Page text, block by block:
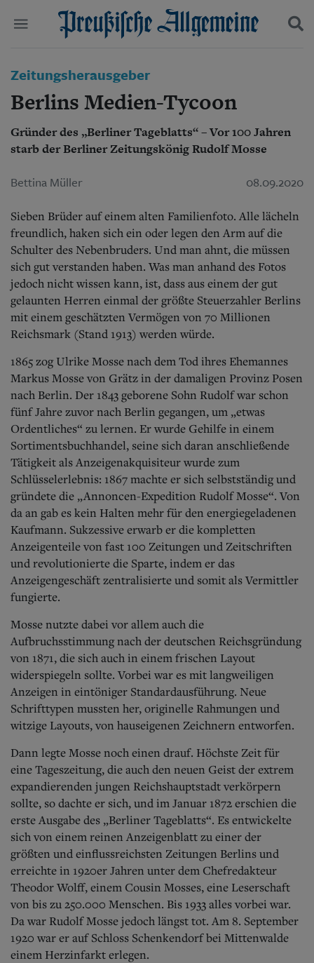
Start
Wer wir sind
Aktuelle Ausgabe
Abonnenten-Login
Abonnent werden
Abo Prämien
Archiv
Mediadaten
Politik
Wirtschaft
Panorama
Gesellschaft
Leben
Berlin-Brandenburg
Schlesien
Danzig und Westpreußen
Bücher
Kontakt
Impressum
Datenschutz
Suchen und finden
Zeitungsherausgeber
Berlins Medien-Tycoon
Gründer des „Berliner Tageblatts“ – Vor 100 Jahren
starb der Berliner Zeitungskönig Rudolf Mosse
Bettina Müller 08.09.2020
Sieben Brüder auf einem alten Familienfoto. Alle lächeln
freundlich, haken sich ein oder legen den Arm auf die
Schulter des Nebenbruders. Und man ahnt, die müssen
sich gut verstanden haben. Was man anhand des Fotos
jedoch nicht wissen kann, ist, dass aus einem der gut
gelaunten Herren einmal der größte Steuerzahler Berlins
mit einem geschätzten Vermögen von 70 Millionen
Reichsmark (Stand 1913) werden würde.
1865 zog Ulrike Mosse nach dem Tod ihres Ehemannes
Markus Mosse von Grätz in der damaligen Provinz Posen
nach Berlin. Der 1843 geborene Sohn Rudolf war schon
fünf Jahre zuvor nach Berlin gegangen, um „etwas
Ordentliches“ zu lernen. Er wurde Gehilfe in einem
Sortimentsbuchhandel, seine sich daran anschließende
Tätigkeit als Anzeigenakquisiteur wurde zum
Schlüsselerlebnis: 1867 machte er sich selbstständig und
gründete die „Annoncen-Expedition Rudolf Mosse“. Von
da an gab es kein Halten mehr für den energiegeladenen
Kaufmann. Sukzessive erwarb er die kompletten
Anzeigenteile von fast 100 Zeitungen und Zeitschriften
und revolutionierte die Sparte, indem er das
Anzeigengeschäft zentralisierte und somit als Vermittler
fungierte.
Mosse nutzte dabei vor allem auch die
Aufbruchsstimmung nach der deutschen Reichsgründung
von 1871, die sich auch in einem frischen Layout
widerspiegeln sollte. Vorbei war es mit langweiligen
Anzeigen in eintöniger Standardausführung. Neue
Schrifttypen mussten her, originelle Rahmungen und
witzige Layouts, von hauseigenen Zeichnern entworfen.
Dann legte Mosse noch einen drauf. Höchste Zeit für
eine Tageszeitung, die auch den neuen Geist der extrem
expandierenden jungen Reichshauptstadt verkörpern
sollte, so dachte er sich, und im Januar 1872 erschien die
erste Ausgabe des „Berliner Tageblatts“. Es entwickelte
sich von einem reinen Anzeigenblatt zu einer der
größten und einflussreichsten Zeitungen Berlins und
erreichte in 1920er Jahren unter dem Chefredakteur
Theodor Wolff, einem Cousin Mosses, eine Leserschaft
von bis zu 250.000 Menschen. Bis 1933 alles vorbei war.
Da war Rudolf Mosse jedoch längst tot. Am 8. September
1920 war er auf Schloss Schenkendorf bei Mittenwalde
einem Herzinfarkt erlegen.